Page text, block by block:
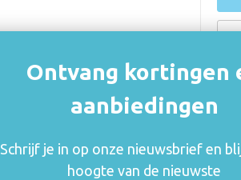
Ontvang kortingen
aanbiedingen
Schrijf je in op onze nieuwsbrief en
hoogte van de nieuwste